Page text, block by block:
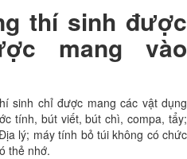
thí sinh được
mang vào
sinh chỉ được mang các vật dụng
tính, bút viết, bút chì, compa, tẩy;
lý; máy tính bỏ túi không có chức
thẻ nhớ.